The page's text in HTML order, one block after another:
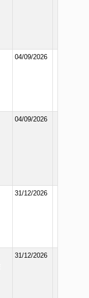
04/09/2026
04/09/2026
31/12/2026
31/12/2026